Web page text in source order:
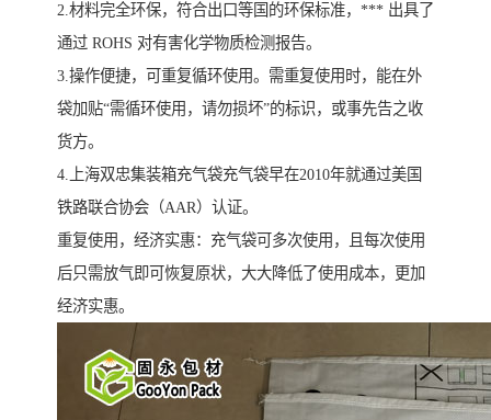
2.材料完全环保，符合出口等国的环保标准，*** 出具了
通过 ROHS 对有害化学物质检测报告。
3.操作便捷，可重复循环使用。需重复使用时，能在外
袋加贴“需循环使用，请勿损坏”的标识，或事先告之收
货方。
4.上海双忠集装箱充气袋充气袋早在2010年就通过美国
铁路联合协会（AAR）认证。
重复使用，经济实惠：充气袋可多次使用，且每次使用
后只需放气即可恢复原状，大大降低了使用成本，更加
经济实惠。